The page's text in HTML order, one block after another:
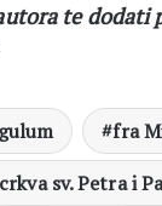
te dodati
fra
sv. Petra i